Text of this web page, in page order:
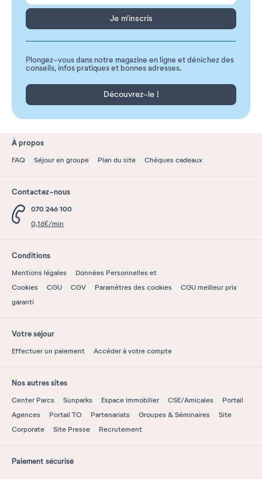
Je m'inscris
Plongez-vous dans notre magazine en ligne et dénichez des
conseils, infos pratiques et bonnes adresses.
Découvrez-le !
À propos
FAQ Séjour en groupe Plan du site Chèques cadeaux
Contactez-nous
070 246 100
0,16€/min
Conditions
Mentions légales
Données Personnelles et
Cookies
CGU CGV Paramètres des cookies
CGU meilleur prix
garanti
Votre séjour
Effectuer un paiement Accéder à votre compte
Nos autres sites
Center Parcs Sunparks Espace immobilier CSE/Amicales
Portail
Agences
Portail TO Partenariats Groupes & Séminaires
Site
Corporate
Site Presse Recrutement
Paiement sécurisé